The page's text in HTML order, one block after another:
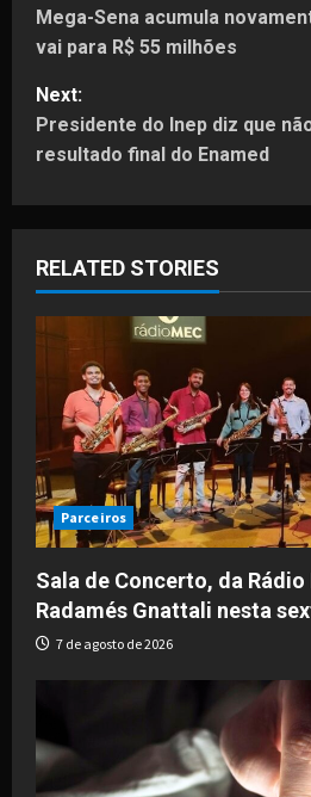
o
s
t
a
v
i
t
i
o
n
Mega-Sena acumula
vai para R$ 55 milhões
Next:
Presidente do Inep diz que
resultado final do Enamed
RELATED STORIES
Parceiros
Sala de Concerto, da Rádio
Radamés Gnattali nesta
7 de agosto de 2026